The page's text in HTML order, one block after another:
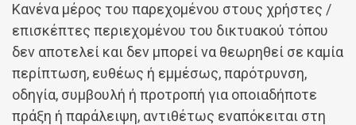
Κανένα μέρος του παρεχομένου στους χρήστες /
επισκέπτες περιεχομένου του δικτυακού τόπου
δεν αποτελεί και δεν μπορεί να θεωρηθεί σε καμία
περίπτωση, ευθέως ή εμμέσως, παρότρυνση,
οδηγία, συμβουλή ή προτροπή για οποιαδήποτε
πράξη ή παράλειψη, αντιθέτως εναπόκειται στη